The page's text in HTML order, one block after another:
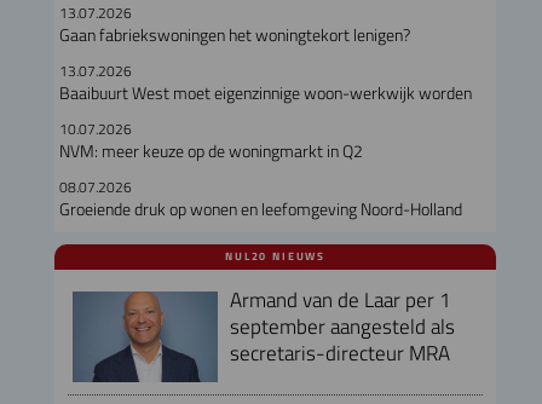
13.07.2026
Gaan fabriekswoningen het woningtekort lenigen?
13.07.2026
Baaibuurt West moet eigenzinnige woon-werkwijk worden
10.07.2026
NVM: meer keuze op de woningmarkt in Q2
08.07.2026
Groeiende druk op wonen en leefomgeving Noord-Holland
NUL20 NIEUWS
Armand van de Laar per 1
september aangesteld als
secretaris-directeur MRA